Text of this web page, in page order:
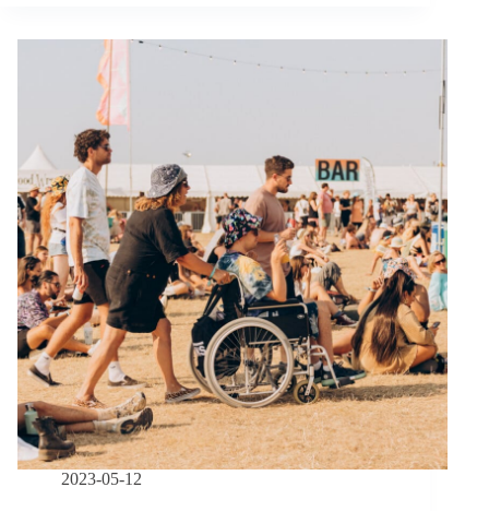
的
包
容
城
市：
當
社
福
制
度
失
靈，
我
們
2023-05-12